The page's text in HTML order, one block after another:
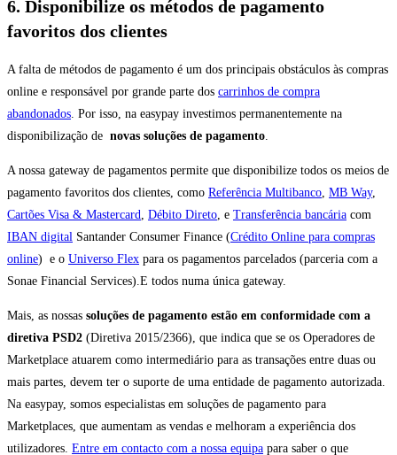
6. Disponibilize os métodos de pagamento
favoritos dos clientes
A falta de métodos de pagamento é um dos principais obstáculos às compras
online e responsável por grande parte dos carrinhos de compra
abandonados . Por isso, na easypay investimos permanentemente na
disponibilização de novas soluções de pagamento
A nossa gateway de pagamentos permite que disponibilize todos os meios de
pagamento favoritos dos clientes, como Referência Multibanco MB Way,
Cartões Visa & Mastercard Débito Direto , e Transferência bancária com
IBAN digital Santander Consumer Finance (Crédito Online para compras
online) e o Universo Flex para os pagamentos parcelados (parceria com a
Sonae Financial Services).E todos numa única gateway.
Mais, as nossas soluções de pagamento estão em conformidade com a
diretiva PSD2 (Diretiva 2015/2366), que indica que se os Operadores de
Marketplace atuarem como intermediário para as transações entre duas ou
mais partes, devem ter o suporte de uma entidade de pagamento autorizada.
Na easypay, somos especialistas em soluções de pagamento para
Marketplaces, que aumentam as vendas e melhoram a experiência dos
utilizadores. Entre em contacto com a nossa equipa para saber o que